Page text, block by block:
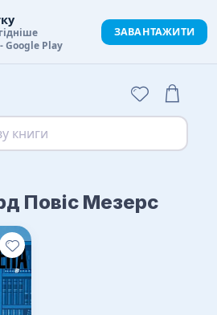
книги
Повіс Мезерс
Google Play
ЗАВАНТАЖИТИ